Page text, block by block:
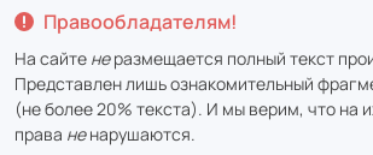
Правообладателям!
На сайте неразмещается полный текст
Представлен лишь ознакомительный
(не более 20% текста). И мы верим, что на
права ненарушаются.